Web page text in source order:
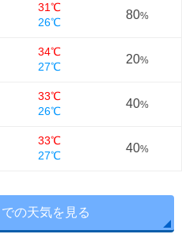
31℃
26℃
80%
34℃
27℃
20%
33℃
26℃
40%
33℃
27℃
40%
の天気を見る